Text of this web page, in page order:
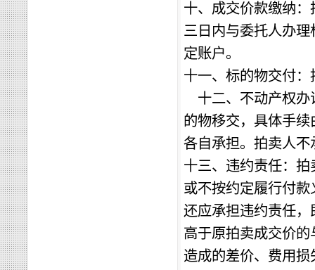
十、成交价款缴纳
三日内与委托人办
定账户。
十一、标的物交付
十二、不动产权
的物移交，具体手
各自承担。 拍卖人不
十三、违约责任：
或不按约定履行付
还应承担违约责任
高于原拍卖成交价
造成的差价、费用